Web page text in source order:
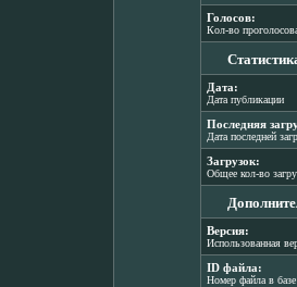
Голосов:
Кол-во
Дата:
Дата публикации
Последняя
Дата последней
Загрузок:
Общее кол-во
Версия:
Использованная
ID файла:
Номер файла в базе